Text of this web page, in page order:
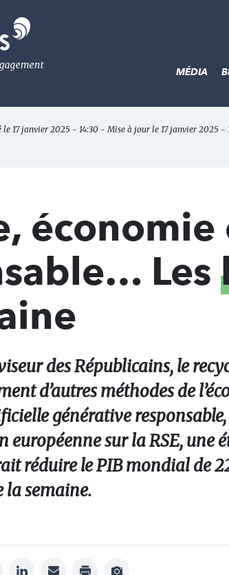
MÉDIA
le 17 janvier 2025 - 14:30 - Mise à jour le 17 janvier 2025 -
économie
Les
des Républicains, le
d’autres méthodes de
générative
sur la RSE, une
réduire le PIB mondial de
la semaine.
linkedinmail print
Afficher